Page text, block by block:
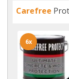
Carefree
6x